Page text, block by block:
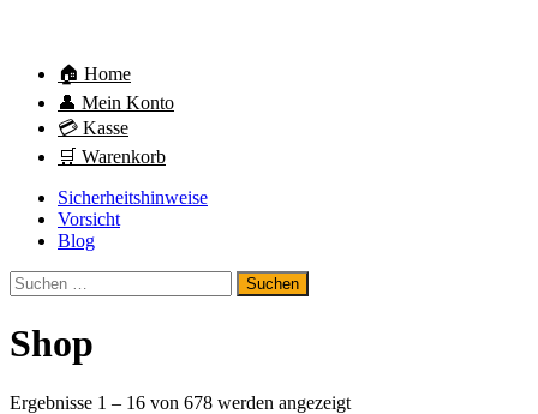
🏠 Home
👤 Mein Konto
💳 Kasse
🛒 Warenkorb
Sicherheitshinweise
Vorsicht
Blog
Suchen
nach:
Shop
Ergebnisse 1 – 16 von 678 werden angezeigt